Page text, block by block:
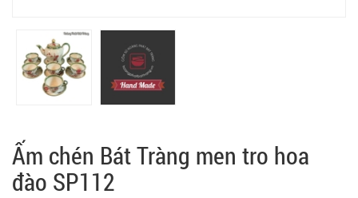
Ấm chén Bát Tràng men tro hoa
đào SP112